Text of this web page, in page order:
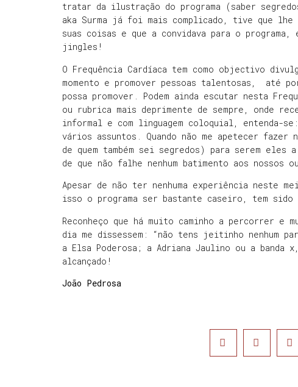
tratar da ilustração do programa (saber
aka Surma já foi mais complicado, tive que lhe
suas coisas e que a convidava para o
jingles!
O Frequência Cardíaca tem como objectivo
momento e promover pessoas talentosas, até
possa promover. Podem ainda escutar nesta
ou rubrica mais deprimente de sempre, onde
informal e com linguagem coloquial, entenda-
vários assuntos. Quando não me apetecer fazer
de quem também sei segredos) para serem
de que não falhe nenhum batimento aos nossos
Apesar de não ter nenhuma experiência neste
isso o programa ser bastante caseiro, tem
Reconheço que há muito caminho a percorrer e
dia me dissessem: “não tens jeitinho nenhum
a Elsa Poderosa; a Adriana Jaulino ou a banda
alcançado!
João Pedrosa